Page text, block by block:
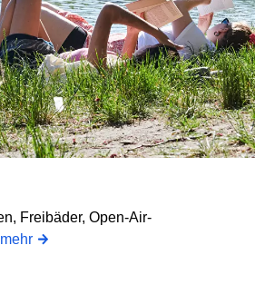
Freibäder, Open-Air-
mehr